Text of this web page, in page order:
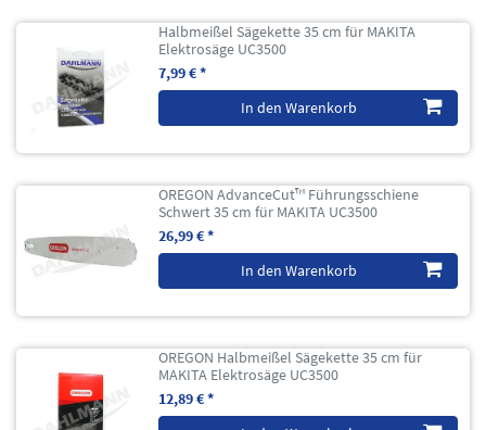
Halbmeißel Sägekette 35 cm für MAKITA
Elektrosäge UC3500
7,99 € *
In den Warenkorb
OREGON AdvanceCut™ Führungsschiene
Schwert 35 cm für MAKITA UC3500
26,99 € *
In den Warenkorb
OREGON Halbmeißel Sägekette 35 cm für
MAKITA Elektrosäge UC3500
12,89 € *